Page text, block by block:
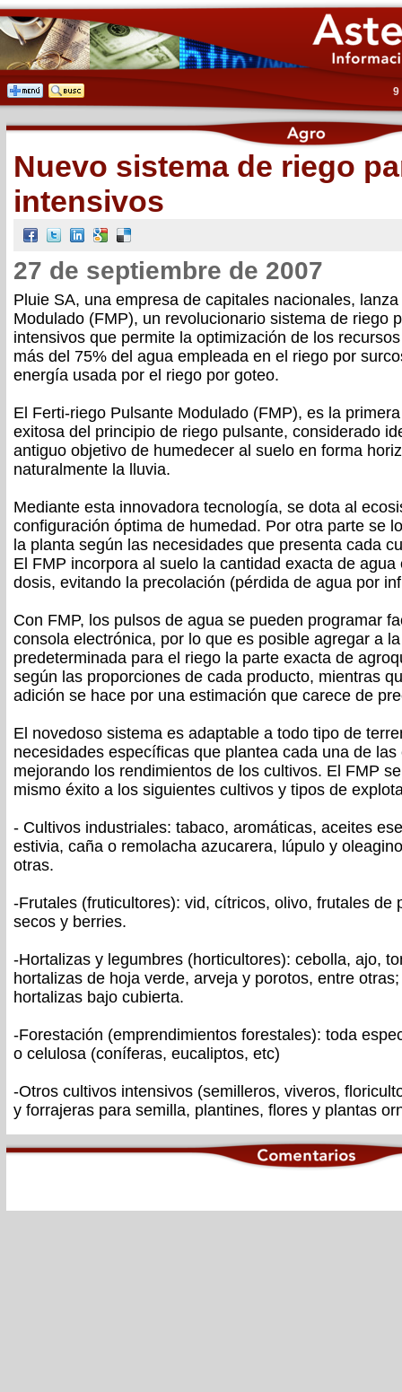
9
Nuevo sistema de riego
intensivos
27 de septiembre de 2007
Pluie SA, una empresa de capitales nacionales,
Modulado (FMP), un revolucionario sistema de riego
intensivos que permite la optimización de los
más del 75% del agua empleada en el riego por
energía usada por el riego por goteo.
El Ferti-riego Pulsante Modulado (FMP), es la
exitosa del principio de riego pulsante, considerado
antiguo objetivo de humedecer al suelo en forma
naturalmente la lluvia.
Mediante esta innovadora tecnología, se dota al
configuración óptima de humedad. Por otra parte se
la planta según las necesidades que presenta cada
El FMP incorpora al suelo la cantidad exacta de
dosis, evitando la precolación (pérdida de agua por
Con FMP, los pulsos de agua se pueden programar
consola electrónica, por lo que es posible agregar a
predeterminada para el riego la parte exacta de
según las proporciones de cada producto, mientras
adición se hace por una estimación que carece de
El novedoso sistema es adaptable a todo tipo de
necesidades específicas que plantea cada una de
mejorando los rendimientos de los cultivos. El FMP
mismo éxito a los siguientes cultivos y tipos de
- Cultivos industriales: tabaco, aromáticas, aceites
estivia, caña o remolacha azucarera, lúpulo y
otras.
-Frutales (fruticultores): vid, cítricos, olivo, frutales de
secos y berries.
-Hortalizas y legumbres (horticultores): cebolla, ajo,
hortalizas de hoja verde, arveja y porotos, entre
hortalizas bajo cubierta.
-Forestación (emprendimientos forestales): toda
o celulosa (coníferas, eucaliptos, etc)
-Otros cultivos intensivos (semilleros, viveros,
y forrajeras para semilla, plantines, flores y plantas